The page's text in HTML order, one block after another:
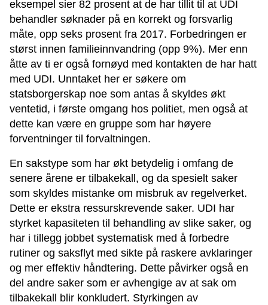
eksempel sier 82 prosent at de har tillit til at UDI
behandler søknader på en korrekt og forsvarlig
måte, opp seks prosent fra 2017. Forbedringen er
størst innen familieinnvandring (opp 9%). Mer enn
åtte av ti er også fornøyd med kontakten de har hatt
med UDI. Unntaket her er søkere om
statsborgerskap noe som antas å skyldes økt
ventetid, i første omgang hos politiet, men også at
dette kan være en gruppe som har høyere
forventninger til forvaltningen.
En sakstype som har økt betydelig i omfang de
senere årene er tilbakekall, og da spesielt saker
som skyldes mistanke om misbruk av regelverket.
Dette er ekstra ressurskrevende saker. UDI har
styrket kapasiteten til behandling av slike saker, og
har i tillegg jobbet systematisk med å forbedre
rutiner og saksflyt med sikte på raskere avklaringer
og mer effektiv håndtering. Dette påvirker også en
del andre saker som er avhengige av at sak om
tilbakekall blir konkludert. Styrkingen av